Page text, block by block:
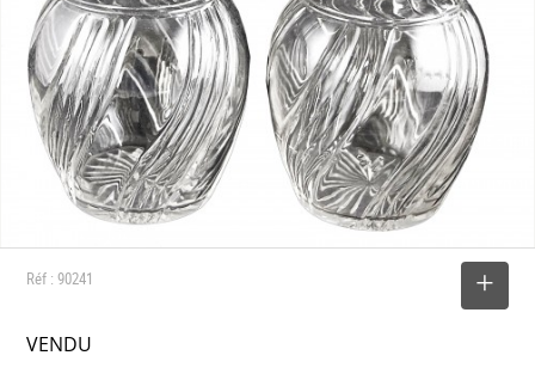
Réf : 90241
VENDU